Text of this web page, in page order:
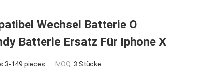
Wechsel Batterie O
Batterie Ersatz Für Iphone X
3-149 pieces MOQ: 3 Stücke